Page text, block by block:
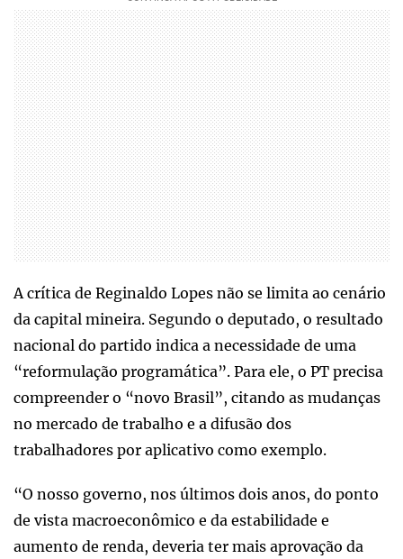
A crítica de Reginaldo Lopes não se limita ao cenário
da capital mineira. Segundo o deputado, o resultado
nacional do partido indica a necessidade de uma
“reformulação programática”. Para ele, o PT precisa
compreender o “novo Brasil”, citando as mudanças
no mercado de trabalho e a difusão dos
trabalhadores por aplicativo como exemplo.
“O nosso governo, nos últimos dois anos, do ponto
de vista macroeconômico e da estabilidade e
aumento de renda, deveria ter mais aprovação da